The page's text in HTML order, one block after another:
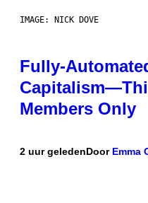
IMAGE: NICK DOVE
Fully-
Members Only
2 uur geledenDoor Emma